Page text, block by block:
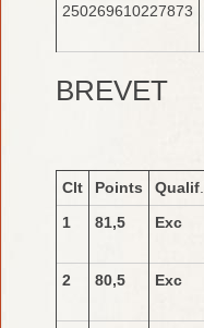
250269610227873
BREVET
Clt Points Qualif.
1
81,5 Exc
2
80,5 Exc